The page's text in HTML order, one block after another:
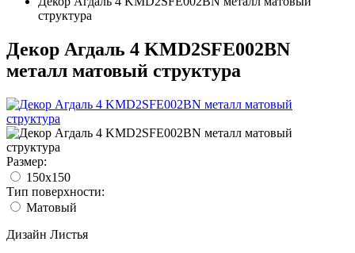
структура
Декор Агдаль 4 KMD2SFE002BN
металл матовый структура
Размер:
150x150
Тип поверхности:
Матовый
Дизайн Листья